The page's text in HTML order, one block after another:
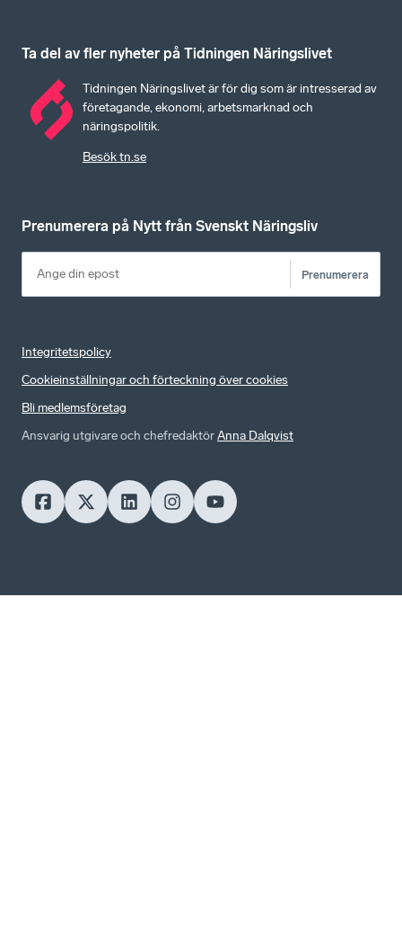
Ta del av fler nyheter på Tidningen Näringslivet
Tidningen Näringslivet är för dig som är intresserad av
företagande, ekonomi, arbetsmarknad och
näringspolitik.
Besök tn.se
Prenumerera på Nytt från Svenskt Näringsliv
Prenumerera
Integritetspolicy
Cookieinställningar och förteckning över cookies
Bli medlemsföretag
Ansvarig utgivare och chefredaktörAnna Dalqvist